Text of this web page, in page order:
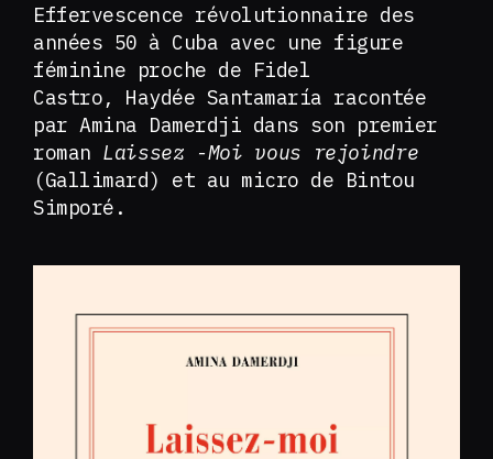
Effervescence révolutionnaire des
années 50 à Cuba avec une figure
féminine proche de Fidel
Castro, Haydée Santamaría racontée
par Amina Damerdji dans son premier
roman Laissez -Moi vous rejoindre
(Gallimard) et au micro de Bintou
Simporé.